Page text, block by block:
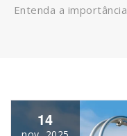
Entenda a
14